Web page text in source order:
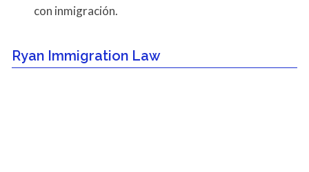
con inmigración.
Ryan Immigration Law